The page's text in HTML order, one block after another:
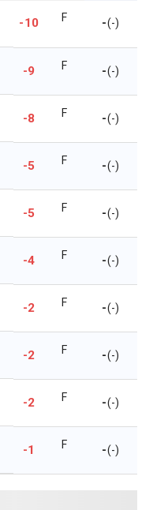
-10 F -(-)
-9 F -(-)
-8 F -(-)
-5 F -(-)
-5 F -(-)
-4 F -(-)
-2 F -(-)
-2 F -(-)
-2 F -(-)
-1 F -(-)